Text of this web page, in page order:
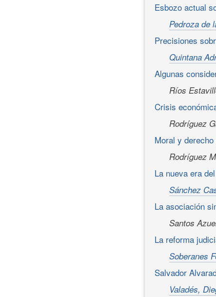
Esbozo actual
Pedroza de
Precisiones
Quintana
Algunas
Ríos
Crisis
Rodríguez
Moral y derecho
Rodríguez
La nueva era
Sánchez
La asociación
Santos
La reforma
Soberanes
Salvador
Valadés,